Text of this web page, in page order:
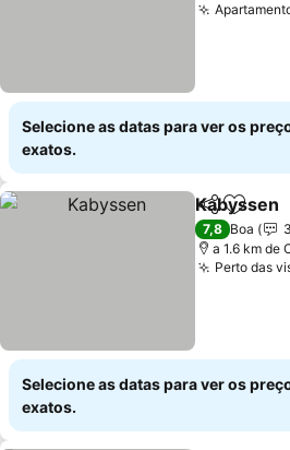
Selecione as datas para ver os
exatos.
Partilhar
Kabyssen
7,8 Boa
a 1.6 km de
Perto das
Selecione as datas para ver os
exatos.